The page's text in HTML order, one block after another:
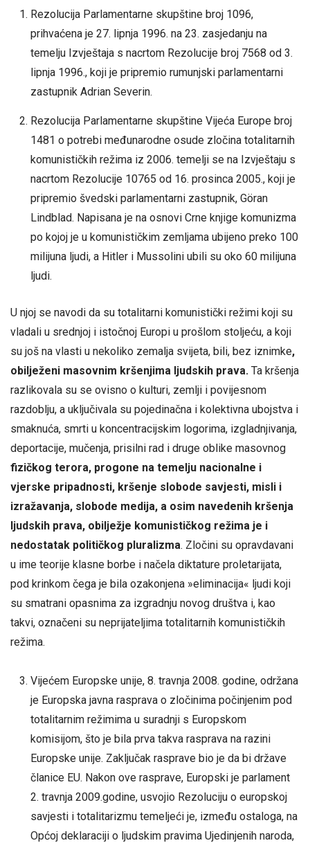
Rezolucija Parlamentarne skupštine broj 1096,
prihvaćena je 27. lipnja 1996. na 23. zasjedanju na
temelju Izvještaja s nacrtom Rezolucije broj 7568 od 3.
lipnja 1996., koji je pripremio rumunjski parlamentarni
zastupnik Adrian Severin.
Rezolucija Parlamentarne skupštine Vijeća Europe broj
1481 o potrebi međunarodne osude zločina totalitarnih
komunističkih režima iz 2006. temelji se na Izvještaju s
nacrtom Rezolucije 10765 od 16. prosinca 2005., koji je
pripremio švedski parlamentarni zastupnik, Göran
Lindblad. Napisana je na osnovi Crne knjige komunizma
po kojoj je u komunističkim zemljama ubijeno preko 100
milijuna ljudi, a Hitler i Mussolini ubili su oko 60 milijuna
ljudi.
U njoj se navodi da su totalitarni komunistički režimi koji su
vladali u srednjoj i istočnoj Europi u prošlom stoljeću, a koji
su još na vlasti u nekoliko zemalja svijeta, bili, bez iznimke,
obilježeni masovnim kršenjima ljudskih prava. Ta kršenja
razlikovala su se ovisno o kulturi, zemlji i povijesnom
razdoblju, a uključivala su pojedinačna i kolektivna ubojstva i
smaknuća, smrti u koncentracijskim logorima, izgladnjivanja,
deportacije, mučenja, prisilni rad i druge oblike masovnog
fizičkog terora, progone na temelju nacionalne i
vjerske pripadnosti, kršenje slobode savjesti, misli i
izražavanja, slobode medija, a osim navedenih kršenja
ljudskih prava, obilježje komunističkog režima je i
nedostatak političkog pluralizma. Zločini su opravdavani
u ime teorije klasne borbe i načela diktature proletarijata,
pod krinkom čega je bila ozakonjena »eliminacija« ljudi koji
su smatrani opasnima za izgradnju novog društva i, kao
takvi, označeni su neprijateljima totalitarnih komunističkih
režima.
Vijećem Europske unije, 8. travnja 2008. godine, održana
je Europska javna rasprava o zločinima počinjenim pod
totalitarnim režimima u suradnji s Europskom
komisijom, što je bila prva takva rasprava na razini
Europske unije. Zaključak rasprave bio je da bi države
članice EU. Nakon ove rasprave, Europski je parlament
2. travnja 2009.godine, usvojio Rezoluciju o europskoj
savjesti i totalitarizmu temeljeći je, između ostaloga, na
Općoj deklaraciji o ljudskim pravima Ujedinjenih naroda,